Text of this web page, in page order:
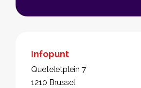
Infopunt
Queteletplein 7
1210 Brussel